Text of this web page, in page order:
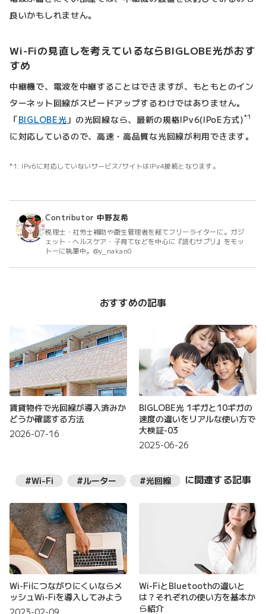
良いかもしれません。
Wi-Fiの見直しを考えているならBIGLOBE光がおす
すめ
中継機で、電波を中継することはできますが、もともとのイン
ターネット回線がスピードアップするわけではありません。
「BIGLOBE光 」の光回線なら、最新の規格IPv6(IPoE方式)*1
に対応しているので、高速・高品質な光回線が利用できます。
IPv6に対応していないサービス/サイトはIPv4接続となります。
Contributor 中野友希
税理士・社労士補助や衛生管理者を経てフリーライターに。ガジ
ェット・ヘルスケア・子育てなどを中心に『読むサプリ』をモッ
トーに執筆中。@y_nakan0
おすすめの記事
賃貸物件で光回線が導入済みか
どうか確認する方法
2026-07-16
BIGLOBE光 1ギガと10ギガの
速度の違いをリアルな使い方で
大検証-03
2025-06-26
#Wi-Fi #ルーター #光回線 に関連する記事
Wi-Fiにつながりにくいならメ
ッシュWi-Fiを導入してみよう
Wi-FiとBluetoothの違いと
は？それぞれの使い方を基本か
ら紹介